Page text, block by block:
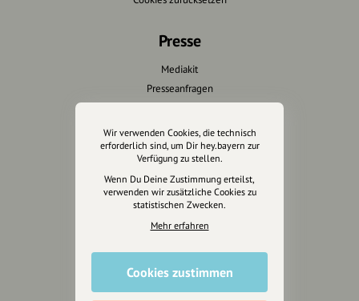
Presse
Mediakit
Presseanfragen
Wir unterstützen Euch
Fotografie & mehr
Marketing
Anakin Design
Wir verwenden Cookies, die technisch
erforderlich sind, um Dir hey.bayern zur
Verfügung zu stellen.
Wenn Du Deine Zustimmung erteilst,
verwenden wir zusätzliche Cookies zu
statistischen Zwecken.
Mehr erfahren
Cookies zustimmen